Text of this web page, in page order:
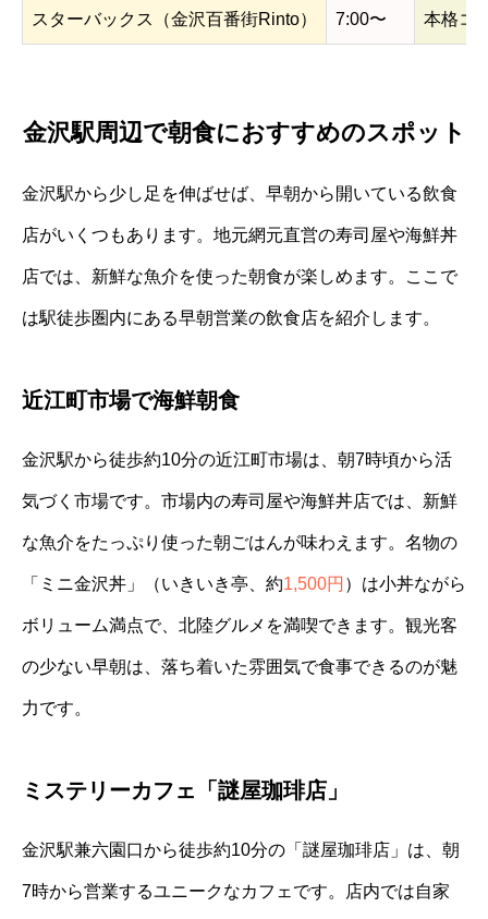
スターバックス（金沢百番街Rinto） 7:00〜 本格コ
金沢駅周辺で朝食におすすめのスポット
金沢駅から少し足を伸ばせば、早朝から開いている飲食
店がいくつもあります。地元網元直営の寿司屋や海鮮丼
店では、新鮮な魚介を使った朝食が楽しめます。ここで
は駅徒歩圏内にある早朝営業の飲食店を紹介します。
近江町市場で海鮮朝食
金沢駅から徒歩約10分の近江町市場は、朝7時頃から活
気づく市場です。市場内の寿司屋や海鮮丼店では、新鮮
な魚介をたっぷり使った朝ごはんが味わえます。名物の
「ミニ金沢丼」（いきいき亭、約1,500円 ）は小丼ながら
ボリューム満点で、北陸グルメを満喫できます。観光客
の少ない早朝は、落ち着いた雰囲気で食事できるのが魅
力です。
ミステリーカフェ「謎屋珈琲店」
金沢駅兼六園口から徒歩約10分の「謎屋珈琲店」は、朝
7時から営業するユニークなカフェです。店内では自家